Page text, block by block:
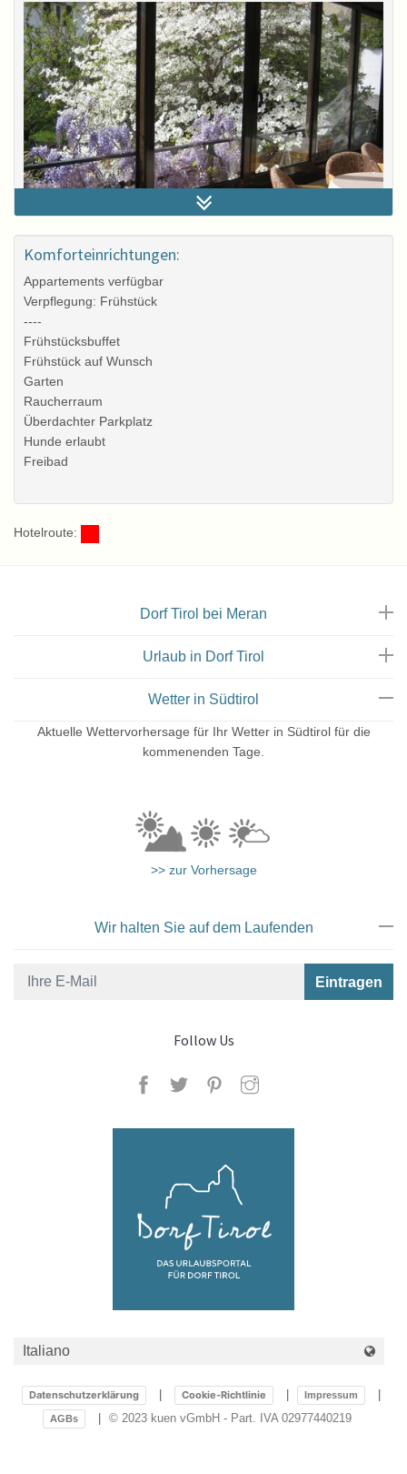
Wintergarten
Komforteinrichtungen:
Appartements verfügbar
Verpflegung: Frühstück
----
Frühstücksbuffet
Frühstück auf Wunsch
Garten
Raucherraum
Überdachter Parkplatz
Hunde erlaubt
Freibad
Hotelroute:
Dorf Tirol bei Meran
Urlaub in Dorf Tirol
Wetter in Südtirol
Aktuelle Wettervorhersage für Ihr Wetter in Südtirol für die
kommenenden Tage.
>> zur Vorhersage
Wir halten Sie auf dem Laufenden
Follow Us
Datenschutzerklärung Cookie-Richtlinie Impressum
AGBs © 2023 kuen vGmbH - Part. IVA 02977440219